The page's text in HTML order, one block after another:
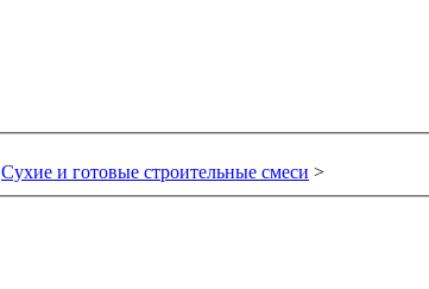
Сухие и готовые строительные смеси >